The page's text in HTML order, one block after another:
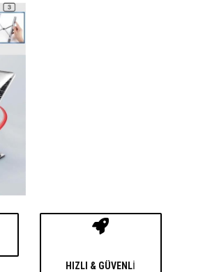
HIZLI & GÜVENLI